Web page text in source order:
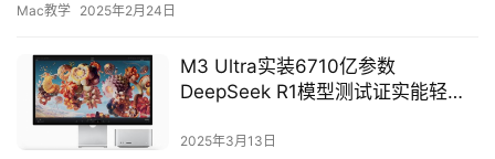
Mac教学 2025年2月24日
M3 Ultra实装6710亿参数
DeepSeek R1模型测试证实能轻松
2025年3月13日